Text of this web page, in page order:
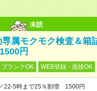
未読
属モクモク検査＆箱
円
ブランクOK WEB登録・面接OK
22-5時まで25％割増 1500円